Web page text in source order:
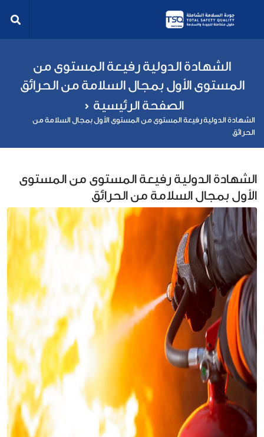
الشهادة الدولية رفيعة المستوى من
المستوى الأول بمجال السلامة من الحرائق
الصفحة الرئيسية
الشهادة الدولية رفيعة المستوى من المستوى الأول بمجال السلامة من
الحرائق
الشهادة الدولية رفيعة المستوى من المستوى
الأول بمجال السلامة من الحرائق